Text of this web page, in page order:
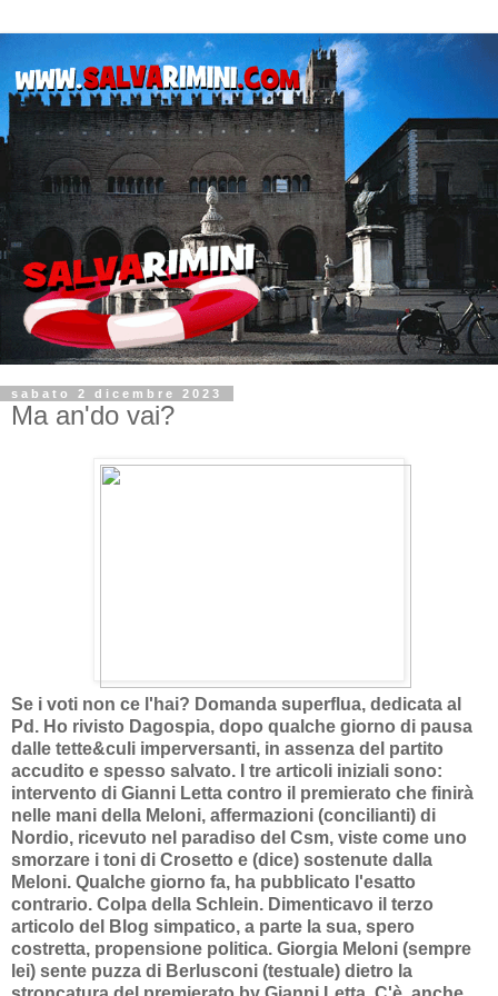
sabato 2 dicembre 2023
Ma an'do vai?
Se i voti non ce l'hai? Domanda superflua, dedicata al
Pd. Ho rivisto Dagospia, dopo qualche giorno di pausa
dalle tette&culi imperversanti, in assenza del partito
accudito e spesso salvato. I tre articoli iniziali sono:
intervento di Gianni Letta contro il premierato che finirà
nelle mani della Meloni, affermazioni (concilianti) di
Nordio, ricevuto nel paradiso del Csm, viste come uno
smorzare i toni di Crosetto e (dice) sostenute dalla
Meloni. Qualche giorno fa, ha pubblicato l'esatto
contrario. Colpa della Schlein. Dimenticavo il terzo
articolo del Blog simpatico, a parte la sua, spero
costretta, propensione politica. Giorgia Meloni (sempre
lei) sente puzza di Berlusconi (testuale) dietro la